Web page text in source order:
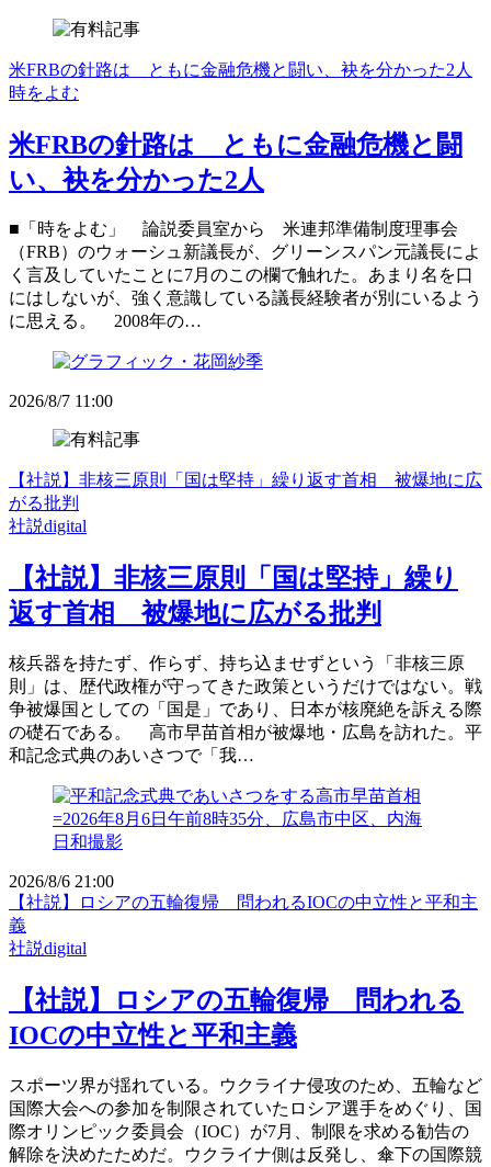
米FRBの針路は ともに金融危機と闘い、袂を分かった2人
時をよむ
米FRBの針路は ともに金融危機と闘
い、袂を分かった2人
■「時をよむ」 論説委員室から 米連邦準備制度理事会
（FRB）のウォーシュ新議長が、グリーンスパン元議長によ
く言及していたことに7月のこの欄で触れた。あまり名を口
にはしないが、強く意識している議長経験者が別にいるよう
に思える。 2008年の…
2026/8/7 11:00
【社説】非核三原則「国は堅持」繰り返す首相 被爆地に広
がる批判
社説digital
【社説】非核三原則「国は堅持」繰り
返す首相 被爆地に広がる批判
核兵器を持たず、作らず、持ち込ませずという「非核三原
則」は、歴代政権が守ってきた政策というだけではない。戦
争被爆国としての「国是」であり、日本が核廃絶を訴える際
の礎石である。 高市早苗首相が被爆地・広島を訪れた。平
和記念式典のあいさつで「我…
2026/8/6 21:00
【社説】ロシアの五輪復帰 問われるIOCの中立性と平和主
義
社説digital
【社説】ロシアの五輪復帰 問われる
IOCの中立性と平和主義
スポーツ界が揺れている。ウクライナ侵攻のため、五輪など
国際大会への参加を制限されていたロシア選手をめぐり、国
際オリンピック委員会（IOC）が7月、制限を求める勧告の
解除を決めたためだ。ウクライナ側は反発し、傘下の国際競